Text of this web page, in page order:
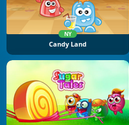
NY
Candy Land